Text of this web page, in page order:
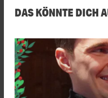
DAS KÖNNTE DICH